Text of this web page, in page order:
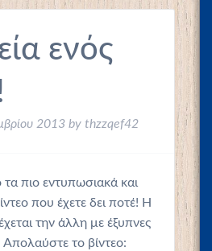
ενός
2013 by thzzqef42
τα πιο εντυπωσιακά και
που έχετε δει ποτέ! Η
την άλλη με έξυπνες
το βίντεο: